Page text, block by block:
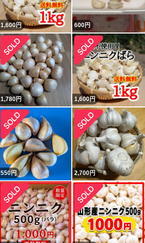
1,600円 600円
1,780円 1,600円
550円 2,700円